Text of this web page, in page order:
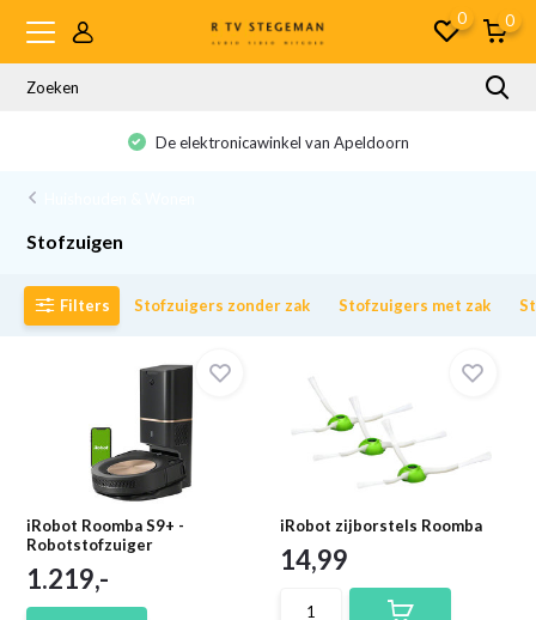
0 0
De elektronicawinkel van Apeldoorn
Stofzuigen
Filters Stofzuigers zonder zak Stofzuigers met zak
iRobot Roomba S9+ -
Robotstofzuiger
1.219,-
iRobot zijborstels Roomba
14,99